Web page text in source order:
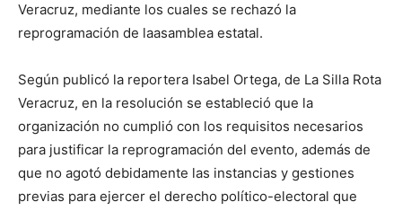
Veracruz, mediante los cuales se rechazó la
reprogramación de laasamblea estatal.
Según publicó la reportera Isabel Ortega, de La Silla Rota
Veracruz, en la resolución se estableció que la
organización no cumplió con los requisitos necesarios
para justificar la reprogramación del evento, además de
que no agotó debidamente las instancias y gestiones
previas para ejercer el derecho político-electoral que